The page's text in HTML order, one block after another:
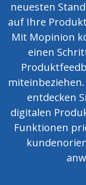
neuesten
auf Ihre
Mit Mopinion
einen
entdecken
digitalen
Funktionen